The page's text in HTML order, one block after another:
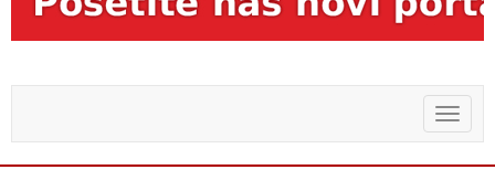
Toggle